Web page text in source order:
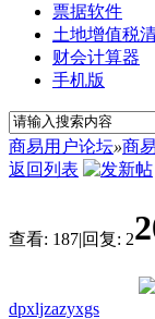
票据软件
土地增值税
财会计算器
手机版
商易用户论坛»商
返回列表
查看: 187|回复: 2
dpxljzazyxgs